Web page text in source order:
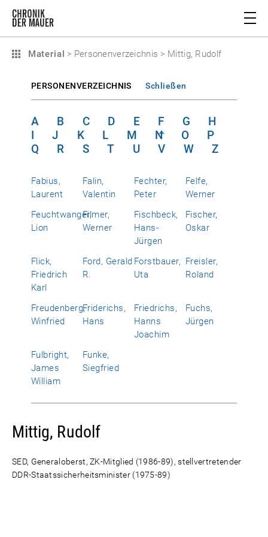
Material > Personenverzeichnis > Mittig, Rudolf
PERSONENVERZEICHNIS Schließen
A B C D E F G
H
I
J K L M N O
P
Q
R S T U V W Z
Fabius,
Laurent
Falin,
Valentin
Fechter,
Peter
Felfe,
Werner
Feuchtwanger,
Lion
Filmer,
Werner
Fischbeck,
Hans-
Jürgen
Fischer,
Oskar
Flick,
Friedrich
Karl
Ford, Gerald
R.
Forstbauer,
Uta
Freisler,
Roland
Freudenberg,
Winfried
Friderichs,
Hans
Friedrichs,
Hanns
Joachim
Fuchs,
Jürgen
Fulbright,
James
William
Funke,
Siegfried
Mittig, Rudolf
SED, Generaloberst, ZK-Mitglied (1986-89), stellvertretender
DDR-Staatssicherheitsminister (1975-89)